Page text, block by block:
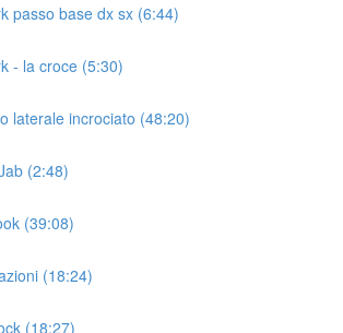
passo base dx sx (6:44)
- la croce (5:30)
laterale incrociato (48:20)
(2:48)
(39:08)
(18:24)
(18:27)